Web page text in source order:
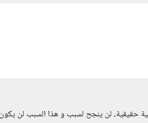
حقيقية، لن ينجح لسبب و هذا السبب لن